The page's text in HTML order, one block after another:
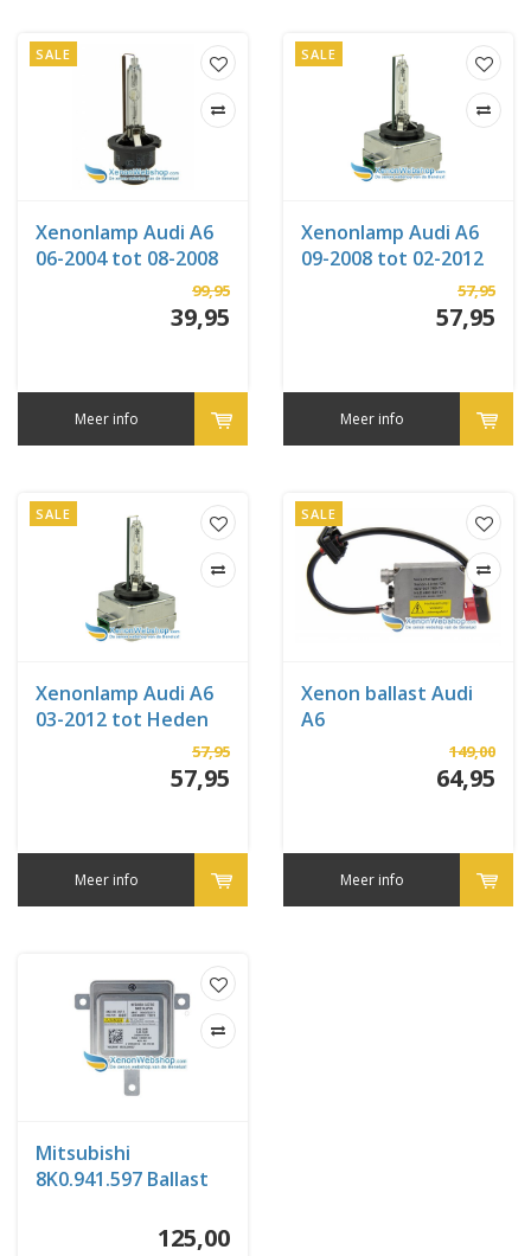
SALE
Xenonlamp Audi A6
06-2004 tot 08-2008
99,95
39,95
Meer info
SALE
Xenonlamp Audi A6
09-2008 tot 02-2012
57,95
57,95
Meer info
SALE
Xenonlamp Audi A6
03-2012 tot Heden
57,95
57,95
Meer info
SALE
Xenon ballast Audi
A6
149,00
64,95
Meer info
Mitsubishi
8K0.941.597 Ballast
125,00